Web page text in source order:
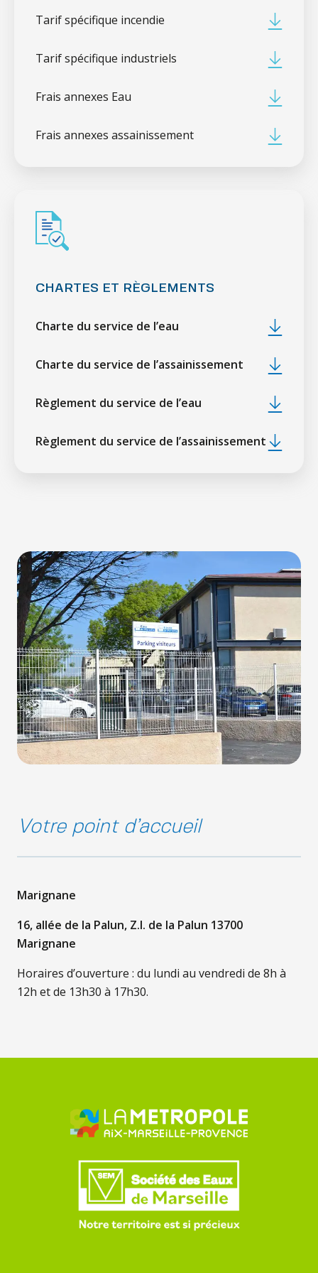
Tarif spécifique incendie
Tarif spécifique industriels
Frais annexes Eau
Frais annexes assainissement
CHARTES ET RÈGLEMENTS
Charte du service de l’eau
Charte du service de l’assainissement
Règlement du service de l’eau
Règlement du service de l’assainissement
Votre point d’accueil
Marignane
16, allée de la Palun, Z.I. de la Palun 13700
Marignane
Horaires d’ouverture : du lundi au vendredi de 8h à
12h et de 13h30 à 17h30.